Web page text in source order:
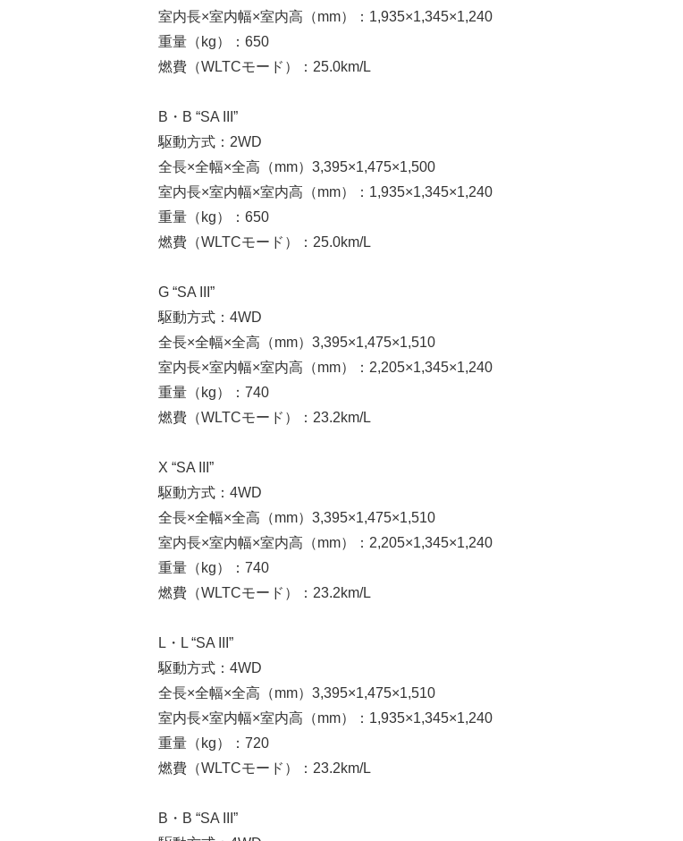
室内長×室内幅×室内高（mm）：1,935×1,345×1,240
重量（kg）：650
燃費（WLTCモード）：25.0km/L
B・B “SA III”
駆動方式：2WD
全長×全幅×全高（mm）3,395×1,475×1,500
室内長×室内幅×室内高（mm）：1,935×1,345×1,240
重量（kg）：650
燃費（WLTCモード）：25.0km/L
G “SA III”
駆動方式：4WD
全長×全幅×全高（mm）3,395×1,475×1,510
室内長×室内幅×室内高（mm）：2,205×1,345×1,240
重量（kg）：740
燃費（WLTCモード）：23.2km/L
X “SA III”
駆動方式：4WD
全長×全幅×全高（mm）3,395×1,475×1,510
室内長×室内幅×室内高（mm）：2,205×1,345×1,240
重量（kg）：740
燃費（WLTCモード）：23.2km/L
L・L “SA III”
駆動方式：4WD
全長×全幅×全高（mm）3,395×1,475×1,510
室内長×室内幅×室内高（mm）：1,935×1,345×1,240
重量（kg）：720
燃費（WLTCモード）：23.2km/L
B・B “SA III”